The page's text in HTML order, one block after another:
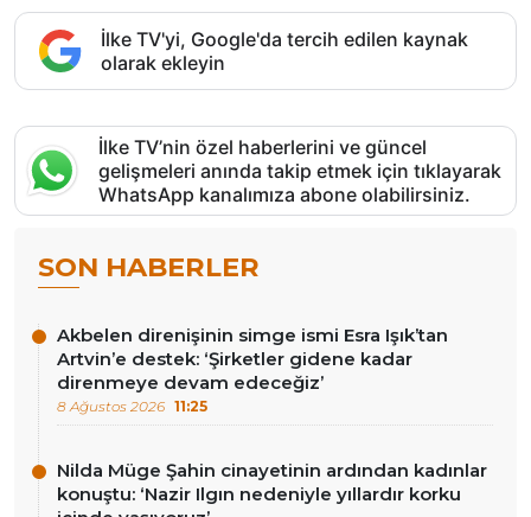
İlke TV'yi, Google'da tercih edilen kaynak
olarak ekleyin
İlke TV’nin özel haberlerini ve güncel
gelişmeleri anında takip etmek için tıklayarak
WhatsApp kanalımıza abone olabilirsiniz.
SON HABERLER
Akbelen direnişinin simge ismi Esra Işık’tan
Artvin’e destek: ‘Şirketler gidene kadar
direnmeye devam edeceğiz’
8 Ağustos 2026 11:25
Nilda Müge Şahin cinayetinin ardından kadınlar
konuştu: ‘Nazir Ilgın nedeniyle yıllardır korku